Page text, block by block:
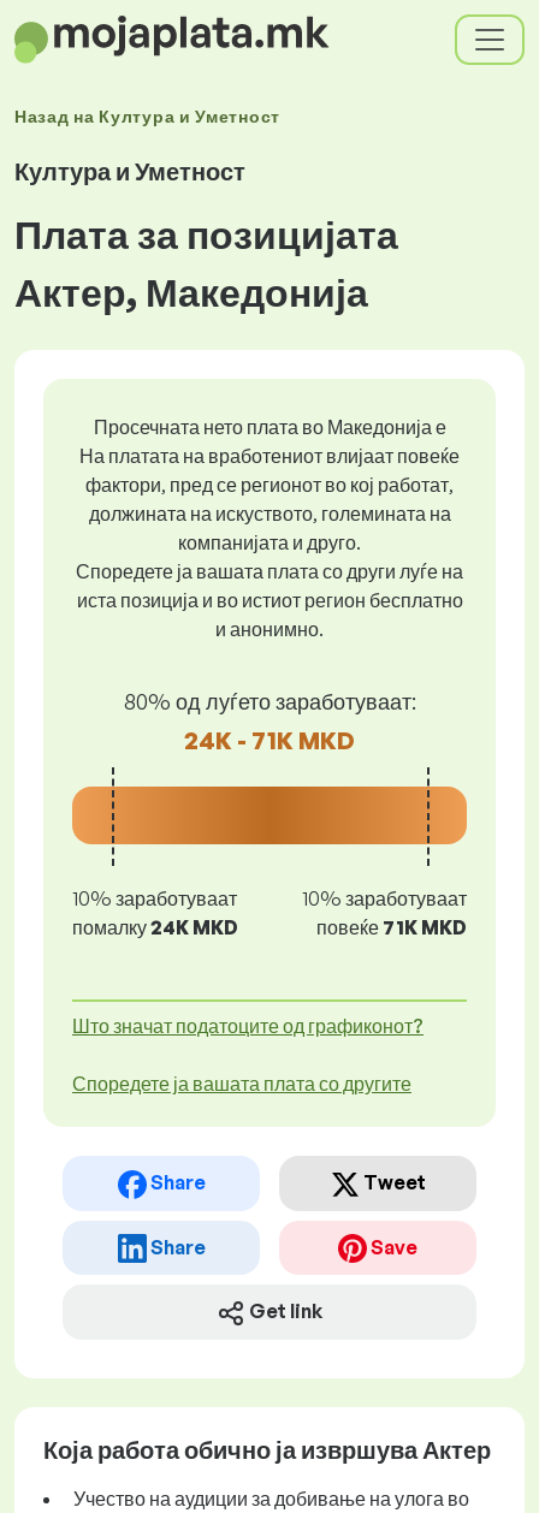
Назад на Култура и Уметност
Култура и Уметност
Плата за позицијата
Актер, Македонија
Просечната нето плата во Македонија е
На платата на вработениот влијаат повеќе
фактори, пред се регионот во кој работат,
должината на искуството, големината на
компанијата и друго.
Споредете ја вашата плата со други луѓе на
иста позиција и во истиот регион бесплатно
и анонимно.
80% од луѓето заработуваат:
24K - 71K MKD
10% заработуваат
помалку24K MKD
10% заработуваат
повеќе 71K MKD
Што значат податоците од графиконот?
Споредете ја вашата плата со другите
Share Tweet
Share Save
Get link
Која работа обично ја извршува Актер
Учество на аудиции за добивање на улога во